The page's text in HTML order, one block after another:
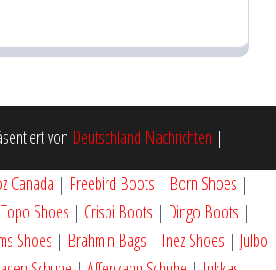
von Deutschland Nachrichten |
Canada | Freebird Boots | Born Shoes |
Topo Shoes | Crispi Boots | Dingo Boots |
Shoes | Brahmin Bags | Inez Shoes | Julbo